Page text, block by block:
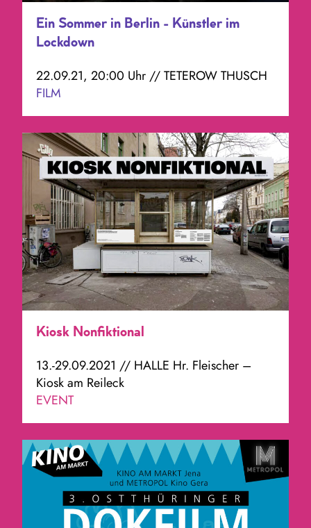
Ein Sommer in Berlin - Künstler im
Lockdown
22.09.21, 20:00 Uhr // TETEROW THUSCH
FILM
Kiosk Nonfiktional
13.-29.09.2021 // HALLE Hr. Fleischer –
Kiosk am Reileck
EVENT